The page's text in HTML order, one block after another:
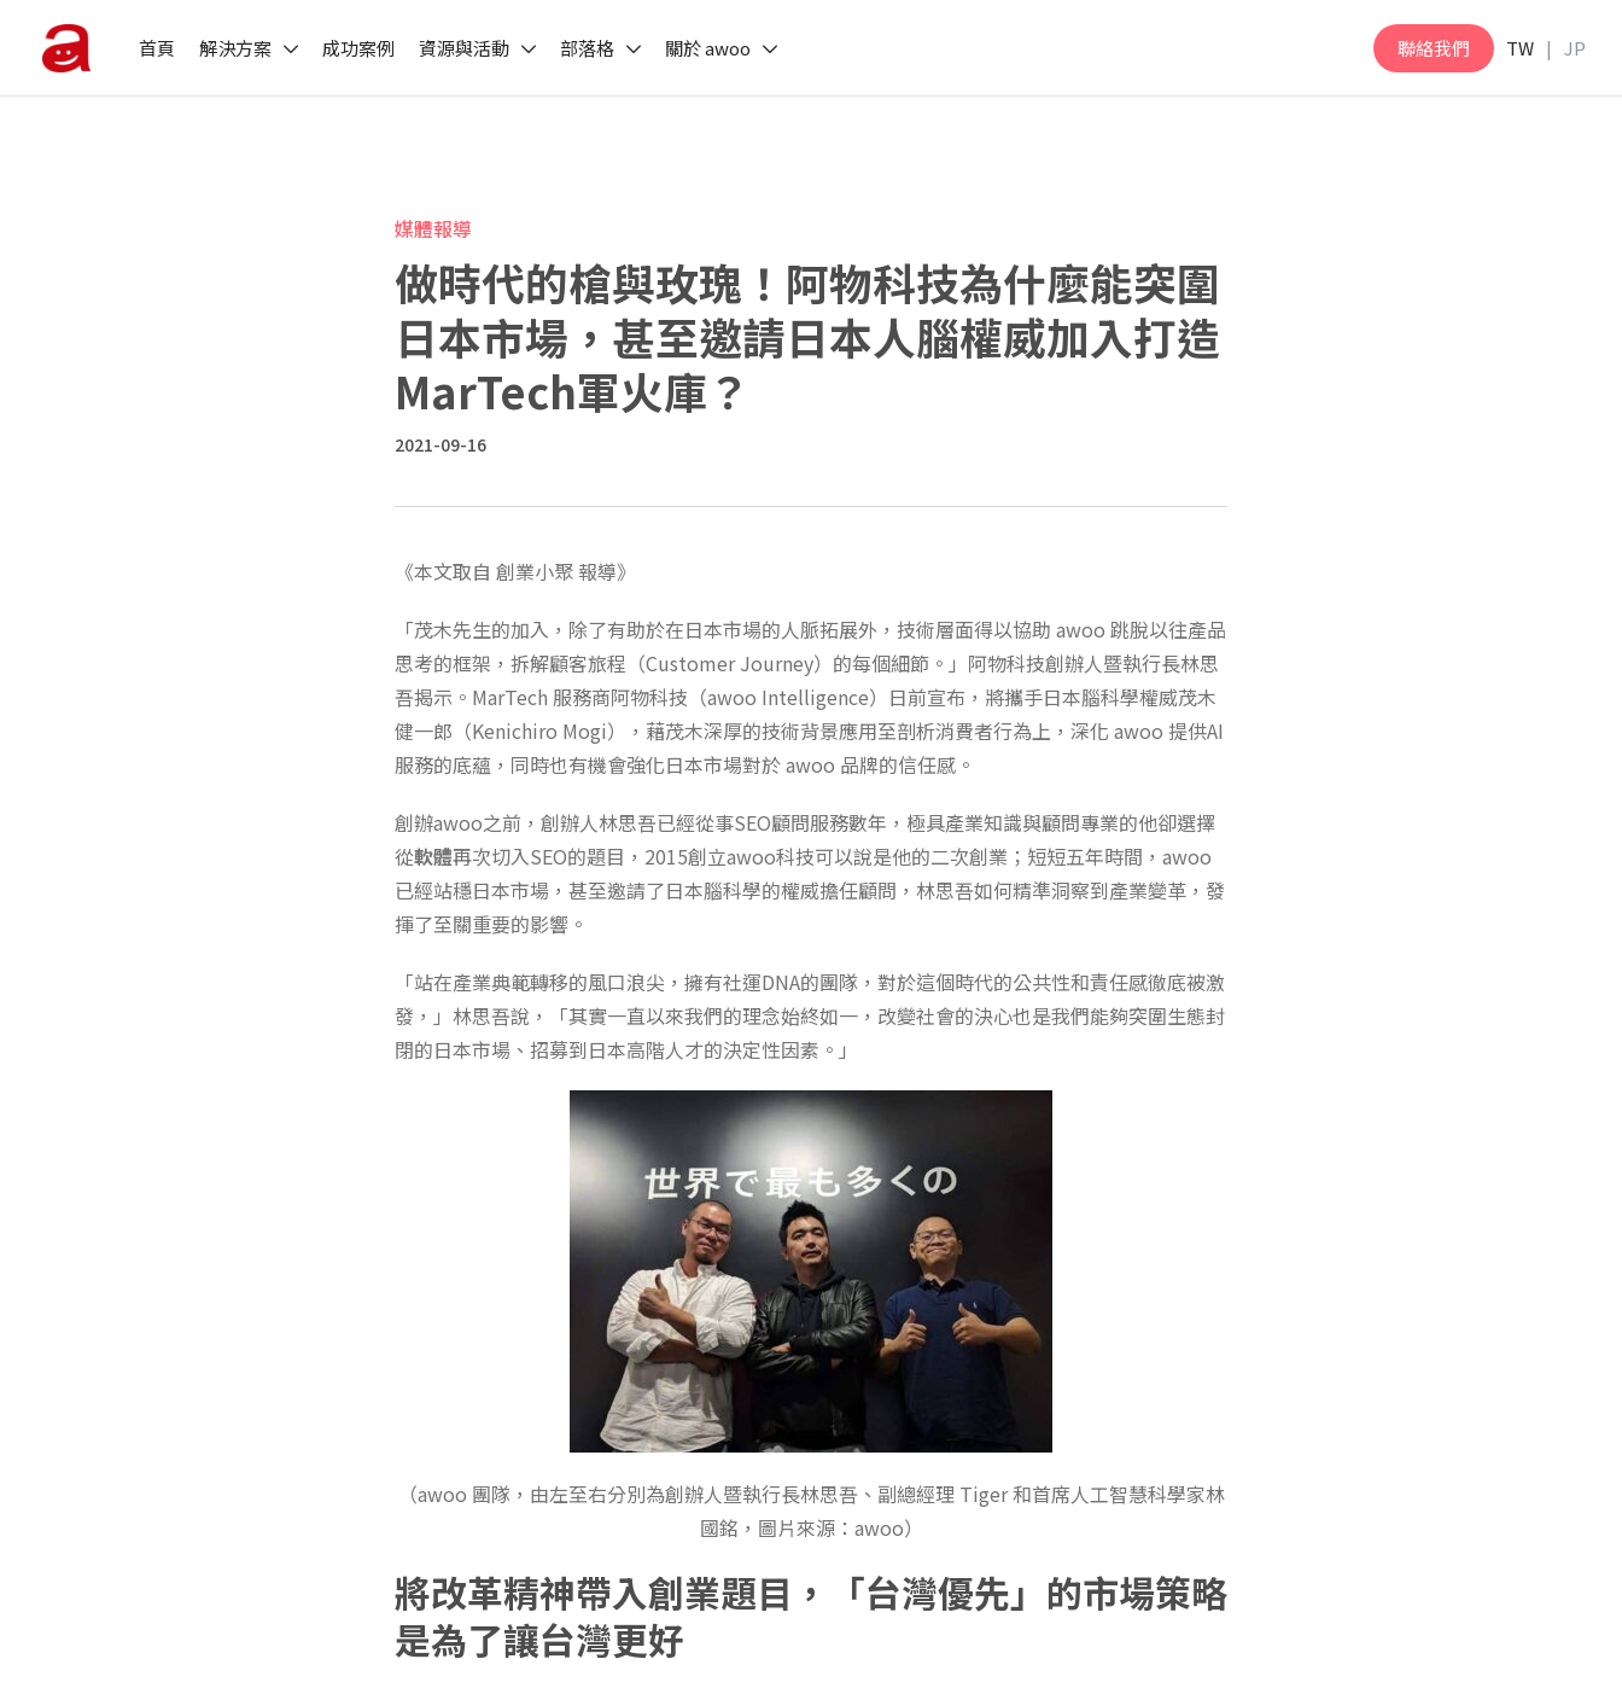
首頁 解決方案 成功案例 資源與活動 部落格 關於 awoo 聯絡我們 TW JP
媒體報導
做時代的槍與玫瑰！阿物科技為什麼能突圍
日本市場，甚至邀請日本人腦權威加入打造
MarTech軍火庫？
2021-09-16
《本文取自 創業小聚 報導》
「茂木先生的加入，除了有助於在日本市場的人脈拓展外，技術層面得以協助 awoo 跳脫以往產品
思考的框架，拆解顧客旅程（Customer Journey）的每個細節。」阿物科技創辦人暨執行長林思
吾揭示。MarTech 服務商阿物科技（awoo Intelligence）日前宣布，將攜手日本腦科學權威茂木
健一郎（Kenichiro Mogi），藉茂木深厚的技術背景應用至剖析消費者行為上，深化 awoo 提供AI
服務的底蘊，同時也有機會強化日本市場對於 awoo 品牌的信任感。
創辦awoo之前，創辦人林思吾已經從事SEO顧問服務數年，極具產業知識與顧問專業的他卻選擇
從軟體再次切入SEO的題目，2015創立awoo科技可以說是他的二次創業；短短五年時間，awoo
已經站穩日本市場，甚至邀請了日本腦科學的權威擔任顧問，林思吾如何精準洞察到產業變革，發
揮了至關重要的影響。
「站在產業典範轉移的風口浪尖，擁有社運DNA的團隊，對於這個時代的公共性和責任感徹底被激
發，」林思吾說，「其實一直以來我們的理念始終如一，改變社會的決心也是我們能夠突圍生態封
閉的日本市場、招募到日本高階人才的決定性因素。」
（awoo 團隊，由左至右分別為創辦人暨執行長林思吾、副總經理 Tiger 和首席人工智慧科學家林
國銘，圖片來源：awoo）
將改革精神帶入創業題目，「台灣優先」的市場策略
是為了讓台灣更好